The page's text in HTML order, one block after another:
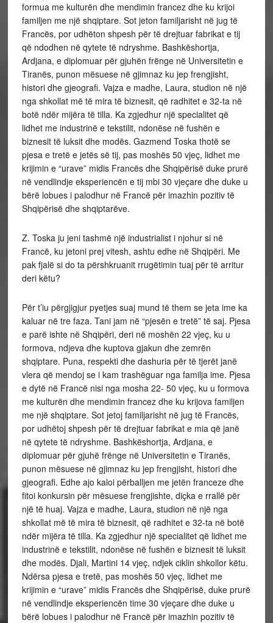
formua me kulturën dhe mendimin francez dhe ku krijoi
familjen me një shqiptare. Sot jeton familjarisht në jug të
Francës, por udhëton shpesh për të drejtuar fabrikat e tij
që ndodhen në qytete të ndryshme. Bashkëshortja,
Ardjana, e diplomuar për gjuhën frënge në Universitetin e
Tiranës, punon mësuese në gjimnaz ku jep frengjisht,
histori dhe gjeografi. Vajza e madhe, Laura, studion në një
nga shkollat më të mira të biznesit, që radhitet e 32-ta në
botë ndër mijëra të tilla. Ka zgjedhur një specialitet që
lidhet me industrinë e tekstilit, ndonëse në fushën e
biznesit të luksit dhe modës. Gazmend Toska thotë se
pjesa e tretë e jetës së tij, pas moshës 50 vjeç, lidhet me
krijimin e “urave” midis Francës dhe Shqipërisë duke prurë
në vendlindje eksperiencën e tij mbi 30 vjeçare dhe duke u
bërë lobues i palodhur në Francë për imazhin pozitiv të
Shqipërisë dhe shqiptarëve.
Z. Toska ju jeni tashmë një industrialist i njohur si në
Francë, ku jetoni prej vitesh, ashtu edhe në Shqipëri. Me
pak fjalë si do ta përshkruanit rrugëtimin tuaj për të arritur
deri këtu?
Për t’iu përgjigjur pyetjes suaj mund të them se jeta ime ka
kaluar në tre faza. Tani jam në “pjesën e tretë” të saj. Pjesa
e parë ishte në Shqipëri, deri në moshën 22 vjeç, ku u
formova, ndjeva dhe kuptova gjakun dhe zemrën
shqiptare. Puna, respekti dhe dashuria për të tjerët janë
vlera që mendoj se i kam trashëguar nga familja ime. Pjesa
e dytë në Francë nisi nga mosha 22- 50 vjeç, ku u formova
me kulturën dhe mendimin francez dhe ku krijova familjen
me një shqiptare. Sot jetoj familjarisht në jug të Francës,
por udhëtoj shpesh për të drejtuar fabrikat e mia që janë
në qytete të ndryshme. Bashkëshortja, Ardjana, e
diplomuar për gjuhë frënge në Universitetin e Tiranës,
punon mësuese në gjimnaz ku jep frengjisht, histori dhe
gjeografi. Edhe ajo kaloi përballjen me jetën franceze dhe
fitoi konkursin për mësuese frengjishte, diçka e rrallë për
një të huaj. Vajza e madhe, Laura, studion në një nga
shkollat më të mira të biznesit, që radhitet e 32-ta në botë
ndër mijëra të tilla. Ka zgjedhur një specialitet që lidhet me
industrinë e tekstilit, ndonëse në fushën e biznesit të luksit
dhe modës. Djali, Martini 14 vjeç, ndjek ciklin shkollor këtu.
Ndërsa pjesa e tretë, pas moshës 50 vjeç, lidhet me
krijimin e “urave” midis Francës dhe Shqipërisë, duke prurë
në vendlindje eksperiencën time 30 vjeçare dhe duke u
bërë lobues i palodhur në Francë për imazhin pozitiv të